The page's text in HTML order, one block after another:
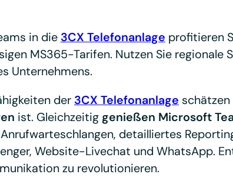
in die 3CX Telefonanlage profitieren
MS365-Tarifen. Nutzen Sie regionale
Unternehmens.
der 3CX Telefonanlage schätzen
ist. Gleichzeitig genießen Microsoft
detailliertes
Website-Livechat und WhatsApp.
zu revolutionieren.